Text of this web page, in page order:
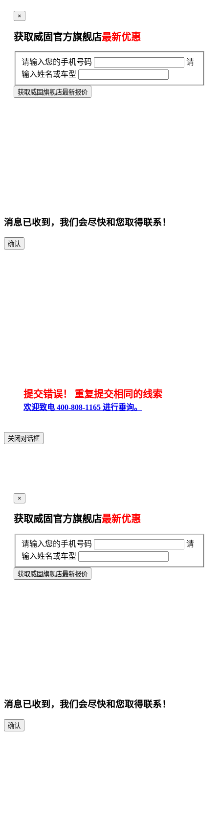
×
获取威固官方旗舰店最新优惠
请输入您的手机号码
请
输入姓名或车型
获取威固旗舰店最新报价
消息已收到，我们会尽快和您取得联系！
确认
提交错误！ 重复提交相同的线索
欢迎致电 400-808-1165 进行垂询。
关闭对话框
×
获取威固官方旗舰店最新优惠
请输入您的手机号码
请
输入姓名或车型
获取威固旗舰店最新报价
消息已收到，我们会尽快和您取得联系！
确认